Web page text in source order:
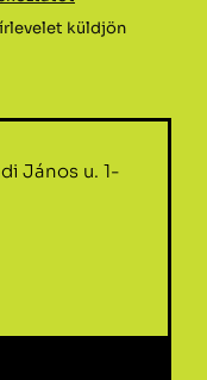
küldjön
János u. 1-